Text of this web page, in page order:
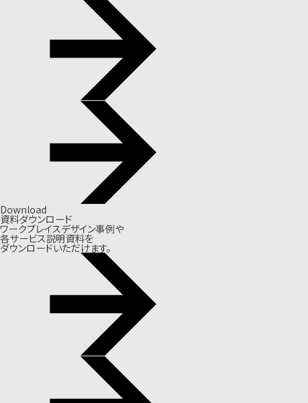
Download
資料ダウンロード
ワークプレイスデザイン事例や
各サービス説明資料を
ダウンロードいただけます。